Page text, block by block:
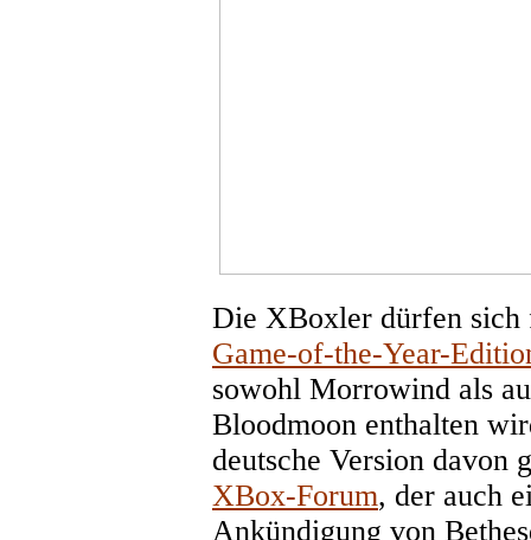
Die XBoxler dürfen sich
Game-of-the-Year-
sowohl Morrowind als
Bloodmoon enthalten
deutsche Version davon
XBox-Forum, der auch
Ankündigung von